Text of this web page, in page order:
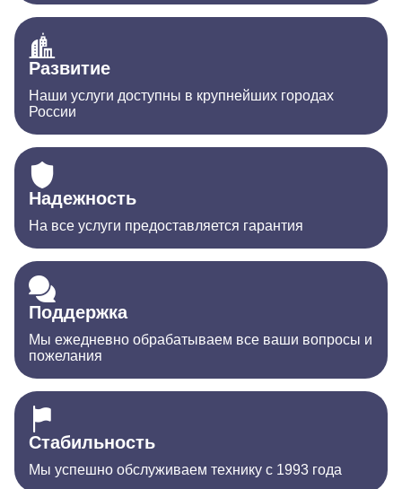
Развитие
Наши услуги доступны в крупнейших городах
России
Надежность
На все услуги предоставляется гарантия
Поддержка
Мы ежедневно обрабатываем все ваши вопросы и
пожелания
Стабильность
Мы успешно обслуживаем технику с 1993 года